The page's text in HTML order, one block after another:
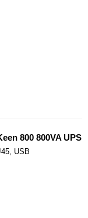
800 800VA UPS
USB